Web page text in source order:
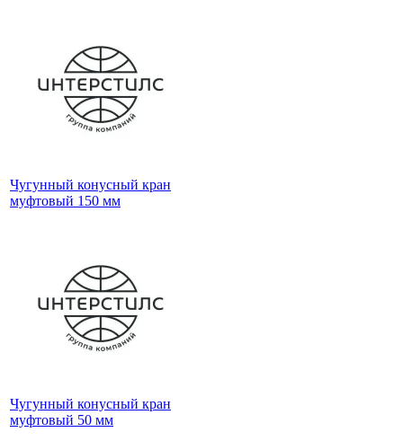
Чугунный конусный кран
муфтовый 150 мм
Чугунный конусный кран
муфтовый 50 мм